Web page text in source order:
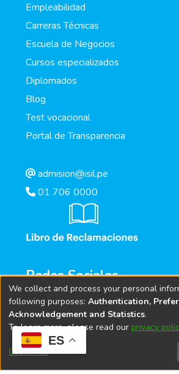
ES
Empleabilidad
Carreras Técnicas
Escuela de Negocios
Cursos especializados
Diplomados
Blog
Test vocacional
Portal de Transparencia
admision@isil.pe
01 706 0000
Redes Sociales
We collect and process your personal
following purposes: Authentication,
Acknowledgement and Statistics.
To learn more, please read our privacy
Customize